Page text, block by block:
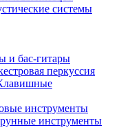
системы
и бас-гитары
перкуссия
инструменты
инструменты